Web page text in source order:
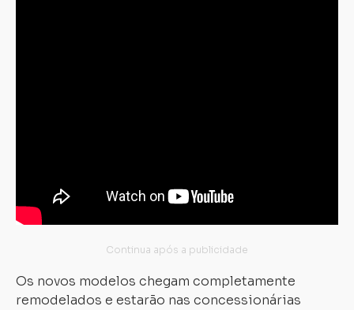
Os novos modelos chegam completamente
remodelados e estarão nas concessionárias